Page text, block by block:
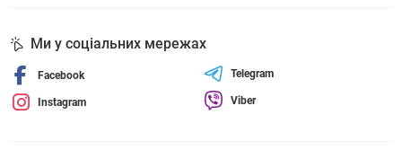
Ми у соціальних мережах
Facebook
Instagram
Telegram
Viber